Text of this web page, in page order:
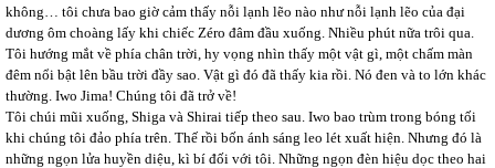
không… tôi chưa bao giờ cảm thấy nỗi lạnh lẽo nào như nỗi lạnh lẽo của đại
dương ôm choàng lấy khi chiếc Zéro đâm đầu xuống. Nhiều phút nữa trôi qua.
Tôi hướng mắt về phía chân trời, hy vọng nhìn thấy một vật gì, một chấm màn
đêm nổi bật lên bầu trời đầy sao. Vật gì đó đã thấy kia rồi. Nó đen và to lớn khác
thường. Iwo Jima! Chúng tôi đã trở về!
Tôi chúi mũi xuống, Shiga và Shirai tiếp theo sau. Iwo bao trùm trong bóng tối
khi chúng tôi đảo phía trên. Thế rồi bốn ánh sáng leo lét xuất hiện. Nhưng đó là
những ngọn lửa huyền diệu, kì bí đối với tôi. Những ngọn đèn hiệu dọc theo hai